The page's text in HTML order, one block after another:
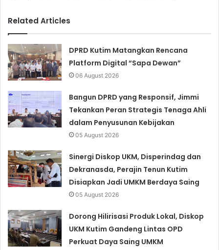
Related Articles
DPRD Kutim Matangkan Rencana
Platform Digital “Sapa Dewan”
06 August 2026
Bangun DPRD yang Responsif, Jimmi
Tekankan Peran Strategis Tenaga Ahli
dalam Penyusunan Kebijakan
05 August 2026
Sinergi Diskop UKM, Disperindag dan
Dekranasda, Perajin Tenun Kutim
Disiapkan Jadi UMKM Berdaya Saing
05 August 2026
Dorong Hilirisasi Produk Lokal, Diskop
UKM Kutim Gandeng Lintas OPD
Perkuat Daya Saing UMKM